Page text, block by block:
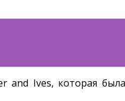
Ives, которая